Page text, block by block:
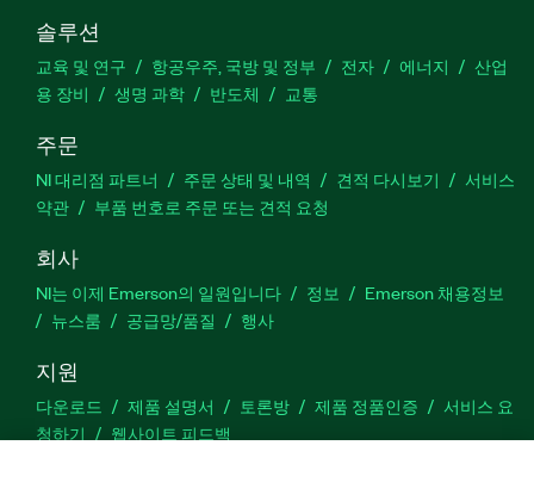
솔루션
교육 및 연구 항공우주, 국방 및 정부 전자 에너지
산업
용 장비
생명 과학 반도체 교통
주문
NI 대리점 파트너 주문 상태 및 내역 견적 다시보기
서비스
약관
부품 번호로 주문 또는 견적 요청
회사
NI는 이제 Emerson의 일원입니다 정보
Emerson 채용정보
뉴스룸
공급망/품질 행사
지원
다운로드 제품 설명서 토론방 제품 정품인증
서비스 요
청하기
웹사이트 피드백